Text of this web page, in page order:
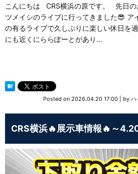
こんにちは CRS横浜の原です。 先日の
ツメイシのライブに行ってきました😎 ア
の有るライブで久しぶりに楽しい休日を
にも近くにららぽーとがあり…
Posted on 2026.04.20 17:00 by ハ
CRS横浜🔥展示車情報🔥～